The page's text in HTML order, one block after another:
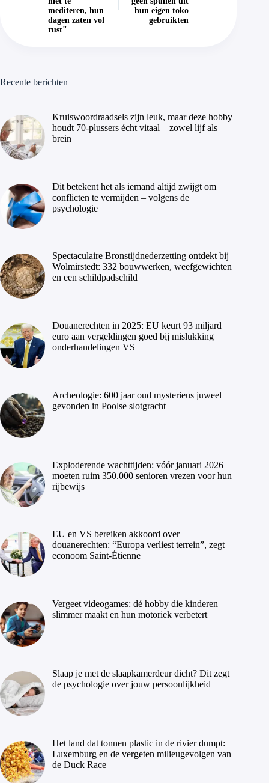
mediteren, hun
dagen zaten vol
rust"
hun eigen toko
gebruikten
Recente berichten
Kruiswoordraadsels zijn leuk, maar deze hobby
houdt 70-plussers écht vitaal – zowel lijf als
brein
Dit betekent het als iemand altijd zwijgt om
conflicten te vermijden – volgens de
psychologie
Spectaculaire Bronstijdnederzetting ontdekt bij
Wolmirstedt: 332 bouwwerken, weefgewichten
en een schildpadschild
Douanerechten in 2025: EU keurt 93 miljard
euro aan vergeldingen goed bij mislukking
onderhandelingen VS
Archeologie: 600 jaar oud mysterieus juweel
gevonden in Poolse slotgracht
Exploderende wachttijden: vóór januari 2026
moeten ruim 350.000 senioren vrezen voor hun
rijbewijs
EU en VS bereiken akkoord over
douanerechten: “Europa verliest terrein”, zegt
econoom Saint-Étienne
Vergeet videogames: dé hobby die kinderen
slimmer maakt en hun motoriek verbetert
Slaap je met de slaapkamerdeur dicht? Dit zegt
de psychologie over jouw persoonlijkheid
Het land dat tonnen plastic in de rivier dumpt:
Luxemburg en de vergeten milieugevolgen van
de Duck Race